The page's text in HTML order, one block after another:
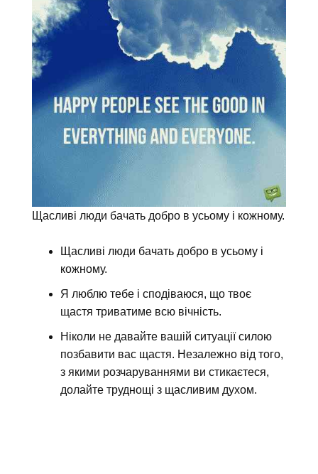
Щасливі люди бачать добро в усьому і кожному.
Щасливі люди бачать добро в усьому і
кожному.
Я люблю тебе і сподіваюся, що твоє
щастя триватиме всю вічність.
Ніколи не давайте вашій ситуації силою
позбавити вас щастя. Незалежно від того,
з якими розчаруваннями ви стикаєтеся,
долайте труднощі з щасливим духом.